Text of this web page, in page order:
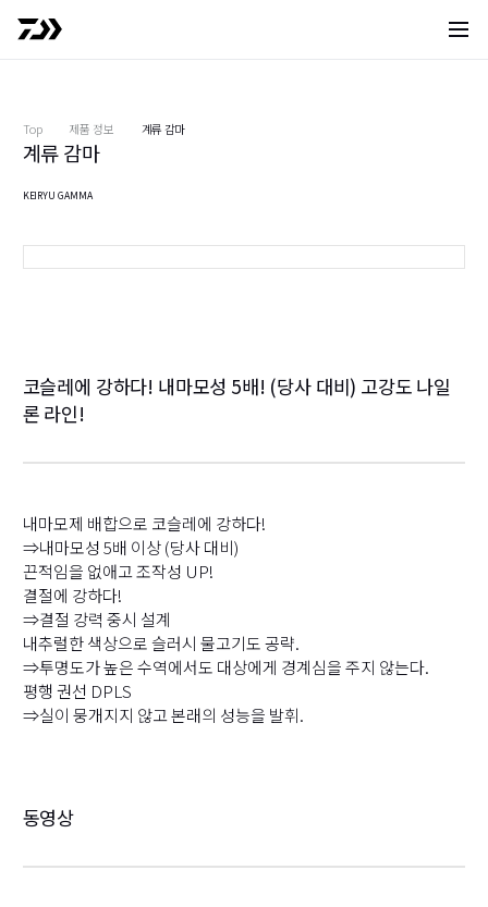
사이
Top 제품 정보 계류 감마
계류 감마
KEIRYU GAMMA
코슬레에 강하다! 내마모성 5배! (당사 대비) 고강도 나일
론 라인!
내마모제 배합으로 코슬레에 강하다!
⇒내마모성 5배 이상 (당사 대비)
끈적임을 없애고 조작성 UP!
결절에 강하다!
⇒결절 강력 중시 설계
내추럴한 색상으로 슬러시 물고기도 공략.
⇒투명도가 높은 수역에서도 대상에게 경계심을 주지 않는다.
평행 권선 DPLS
⇒실이 뭉개지지 않고 본래의 성능을 발휘.
동영상